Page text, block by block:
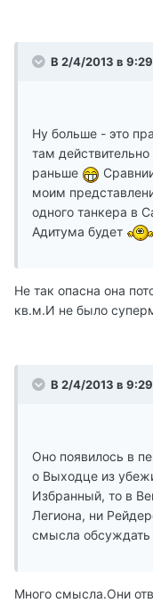
В 2/4/2013 в
Ну больше - это
там
раньше
моим
одного танкера в
Адитума будет
Не так опасна она
кв.м.И не было
В 2/4/2013 в
Оно появилось в
о Выходце из
Избранный, то в
Легиона, ни
смысла обсуждать
Много смысла.Они